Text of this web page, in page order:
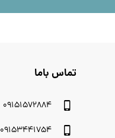
تماس باما
09151572884
09153441754